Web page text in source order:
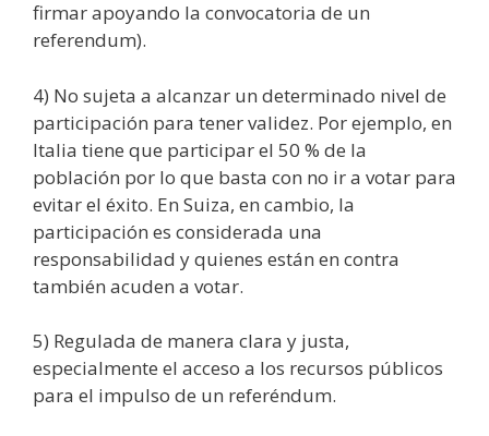
firmar apoyando la convocatoria de un
referendum).
4) No sujeta a alcanzar un determinado nivel de
participación para tener validez. Por ejemplo, en
Italia tiene que participar el 50 % de la
población por lo que basta con no ir a votar para
evitar el éxito. En Suiza, en cambio, la
participación es considerada una
responsabilidad y quienes están en contra
también acuden a votar.
5) Regulada de manera clara y justa,
especialmente el acceso a los recursos públicos
para el impulso de un referéndum.